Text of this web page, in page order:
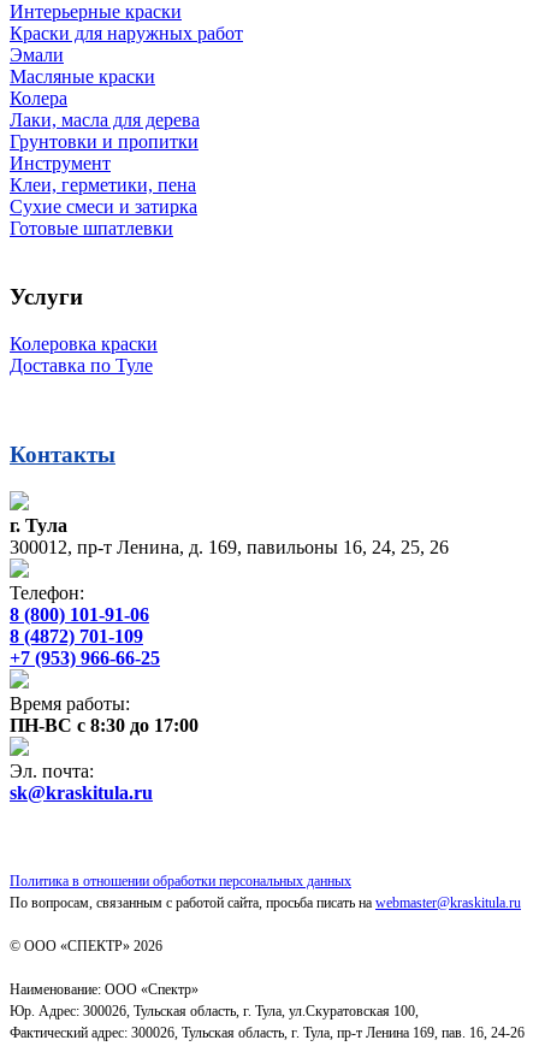
Интерьерные краски
Краски для наружных работ
Эмали
Масляные краски
Колера
Лаки, масла для дерева
Грунтовки и пропитки
Инструмент
Клеи, герметики, пена
Сухие смеси и затирка
Готовые шпатлевки
Услуги
Колеровка краски
Доставка по Туле
Контакты
г. Тула
300012, пр-т Ленина, д. 169, павильоны 16, 24, 25, 26
Телефон:
8 (800) 101-91-06
8 (4872) 701-109
+7 (953) 966-66-25
Время работы:
ПН-ВС с 8:30 до 17:00
Эл. почта:
sk@kraskitula.ru
Политика в отношении обработки персональных данных
По вопросам, связанным с работой сайта, просьба писать на webmaster@kraskitula.ru
© ООО «СПЕКТР» 2026
Наименование: ООО «Спектр»
Юр. Адрес: 300026, Тульская область, г. Тула, ул.Скуратовская 100,
Фактический адрес: 300026, Тульская область, г. Тула, пр-т Ленина 169, пав. 16, 24-26